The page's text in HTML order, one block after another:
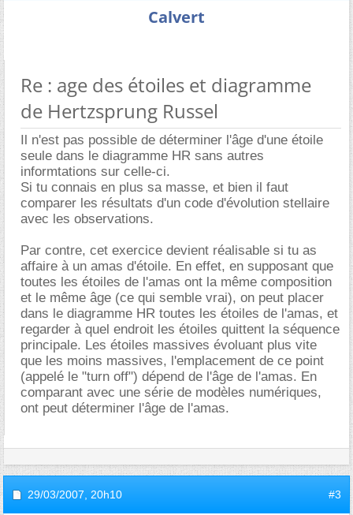
Calvert
Re : age des étoiles et diagramme
de Hertzsprung Russel
Il n'est pas possible de déterminer l'âge d'une étoile
seule dans le diagramme HR sans autres
informtations sur celle-ci.
Si tu connais en plus sa masse, et bien il faut
comparer les résultats d'un code d'évolution stellaire
avec les observations.
Par contre, cet exercice devient réalisable si tu as
affaire à un amas d'étoile. En effet, en supposant que
toutes les étoiles de l'amas ont la même composition
et le même âge (ce qui semble vrai), on peut placer
dans le diagramme HR toutes les étoiles de l'amas, et
regarder à quel endroit les étoiles quittent la séquence
principale. Les étoiles massives évoluant plus vite
que les moins massives, l'emplacement de ce point
(appelé le "turn off") dépend de l'âge de l'amas. En
comparant avec une série de modèles numériques,
ont peut déterminer l'âge de l'amas.
29/03/2007, 20h10 #3